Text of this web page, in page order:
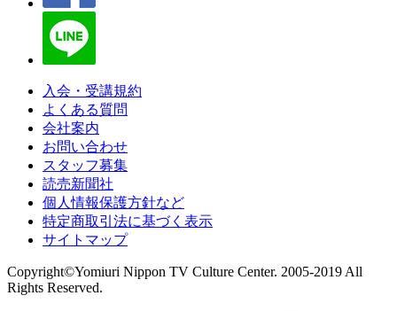
入会・受講規約
よくある質問
会社案内
お問い合わせ
スタッフ募集
読売新聞社
個人情報保護方針など
特定商取引法に基づく表示
サイトマップ
Copyright©Yomiuri Nippon TV Culture Center. 2005-2019 All
Rights Reserved.